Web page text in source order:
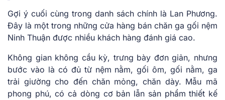
Gợi ý cuối cùng trong danh sách chính là Lan Phương.
Đây là một trong những cửa hàng bán chăn ga gối nệm
Ninh Thuận được nhiều khách hàng đánh giá cao.
Không gian không cầu kỳ, trưng bày đơn giản, nhưng
bước vào là có đủ từ nệm nằm, gối ôm, gối nằm, ga
trải giường cho đến chăn mỏng, chăn dày. Mẫu mã
phong phú, có cả dòng cơ bản lẫn sản phẩm thiết kế